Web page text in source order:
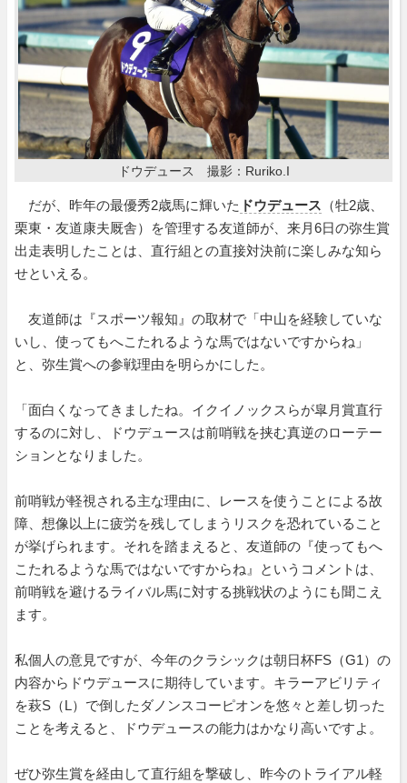
ドウデュース 撮影：Ruriko.I
だが、昨年の最優秀2歳馬に輝いた ドウデュース （牡2歳、
栗東・友道康夫厩舎）を管理する友道師が、来月6日の弥生賞
出走表明したことは、直行組との直接対決前に楽しみな知ら
せといえる。
友道師は『スポーツ報知』の取材で「中山を経験していな
いし、使ってもへこたれるような馬ではないですからね」
と、弥生賞への参戦理由を明らかにした。
「面白くなってきましたね。イクイノックスらが皐月賞直行
するのに対し、ドウデュースは前哨戦を挟む真逆のローテー
ションとなりました。
前哨戦が軽視される主な理由に、レースを使うことによる故
障、想像以上に疲労を残してしまうリスクを恐れていること
が挙げられます。それを踏まえると、友道師の『使ってもへ
こたれるような馬ではないですからね』というコメントは、
前哨戦を避けるライバル馬に対する挑戦状のようにも聞こえ
ます。
私個人の意見ですが、今年のクラシックは朝日杯FS（G1）の
内容からドウデュースに期待しています。キラーアビリティ
を萩S（L）で倒したダノンスコーピオンを悠々と差し切った
ことを考えると、ドウデュースの能力はかなり高いですよ。
ぜひ弥生賞を経由して直行組を撃破し、昨今のトライアル軽